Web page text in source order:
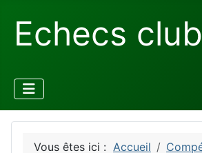
Echecs
Vous êtes ici : Accueil